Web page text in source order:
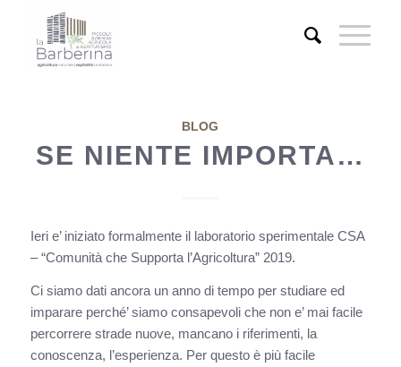
BLOG
SE NIENTE IMPORTA…
Ieri e’ iniziato formalmente il laboratorio sperimentale CSA
– “Comunità che Supporta l’Agricoltura” 2019.
Ci siamo dati ancora un anno di tempo per studiare ed
imparare perché’ siamo consapevoli che non e’ mai facile
percorrere strade nuove, mancano i riferimenti, la
conoscenza, l’esperienza. Per questo è più facile